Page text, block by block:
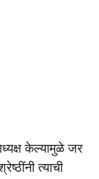
केल्यामुळे जर
त्याची